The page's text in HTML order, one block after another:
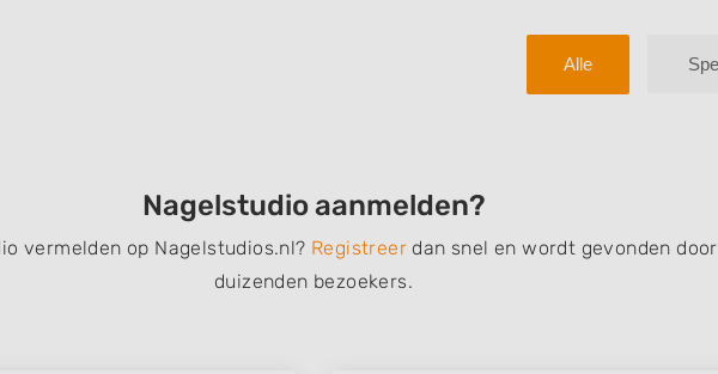
Alle
Nagelstudio aanmelden?
vermelden op Nagelstudios.nl? Registreer dan snel en wordt gevonden door
duizenden bezoekers.